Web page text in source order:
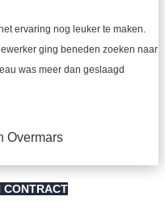
ervaring nog leuker te maken.
ging beneden zoeken naar
was meer dan geslaagd
Overmars
CONTRACT